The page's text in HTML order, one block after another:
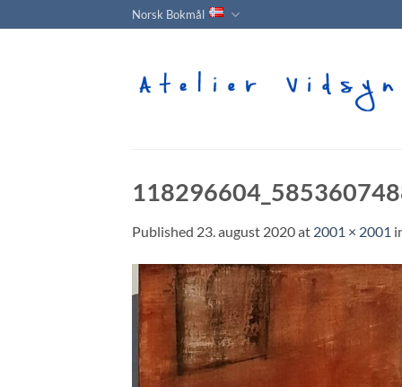
to
Norsk Bokmål
Published 23. august 2020at 2001 × 2001